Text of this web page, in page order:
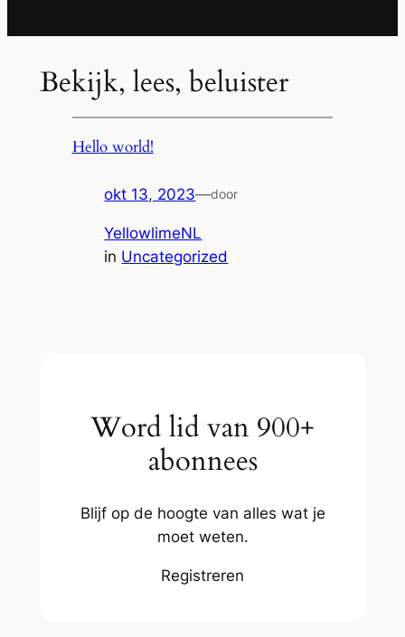
Bekijk, lees, beluister
Hello world!
okt 13, 2023—door
YellowlimeNL
in Uncategorized
Word lid van 900+
abonnees
Blijf op de hoogte van alles wat je
moet weten.
Registreren